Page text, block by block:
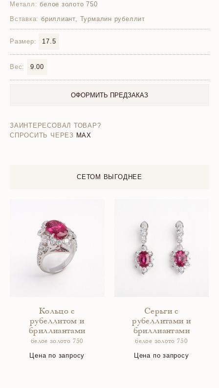
Металл: белое золото 750
Вставка: бриллиант, Турмалин рубеллит
Размер: 17.5
Вес: 9.00
ОФОРМИТЬ ПРЕДЗАКАЗ
ЗАИНТЕРЕСОВАЛ ТОВАР?
СПРОСИТЬ ЧЕРЕЗ MAX
СЕТОМ ВЫГОДНЕЕ
Кольцо с
рубеллитом и
бриллиантами
белое золото 750
Цена по запросу
Серьги с
рубеллитами и
бриллиантами
белое золото 750
Цена по запросу